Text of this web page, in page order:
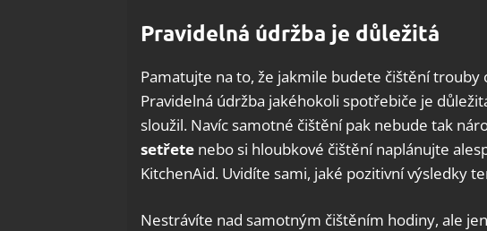
Pravidelná údržba je důležitá
Pamatujte na to, že jakmile budete čištění
Pravidelná údržba jakéhokoli spotřebiče je
sloužil. Navíc samotné čištění pak nebude tak
setřete nebo si hloubkové čištění naplánujte
KitchenAid. Uvidíte sami, jaké pozitivní výsledky
Nestrávíte nad samotným čištěním hodiny, ale